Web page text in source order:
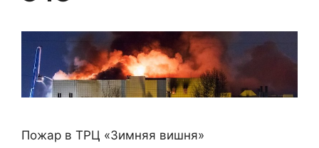
Пожар в ТРЦ «Зимняя вишня»